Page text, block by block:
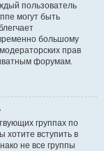
пользователь
могут быть
большому
прав
форумам.
группах по
вступить в
не все группы